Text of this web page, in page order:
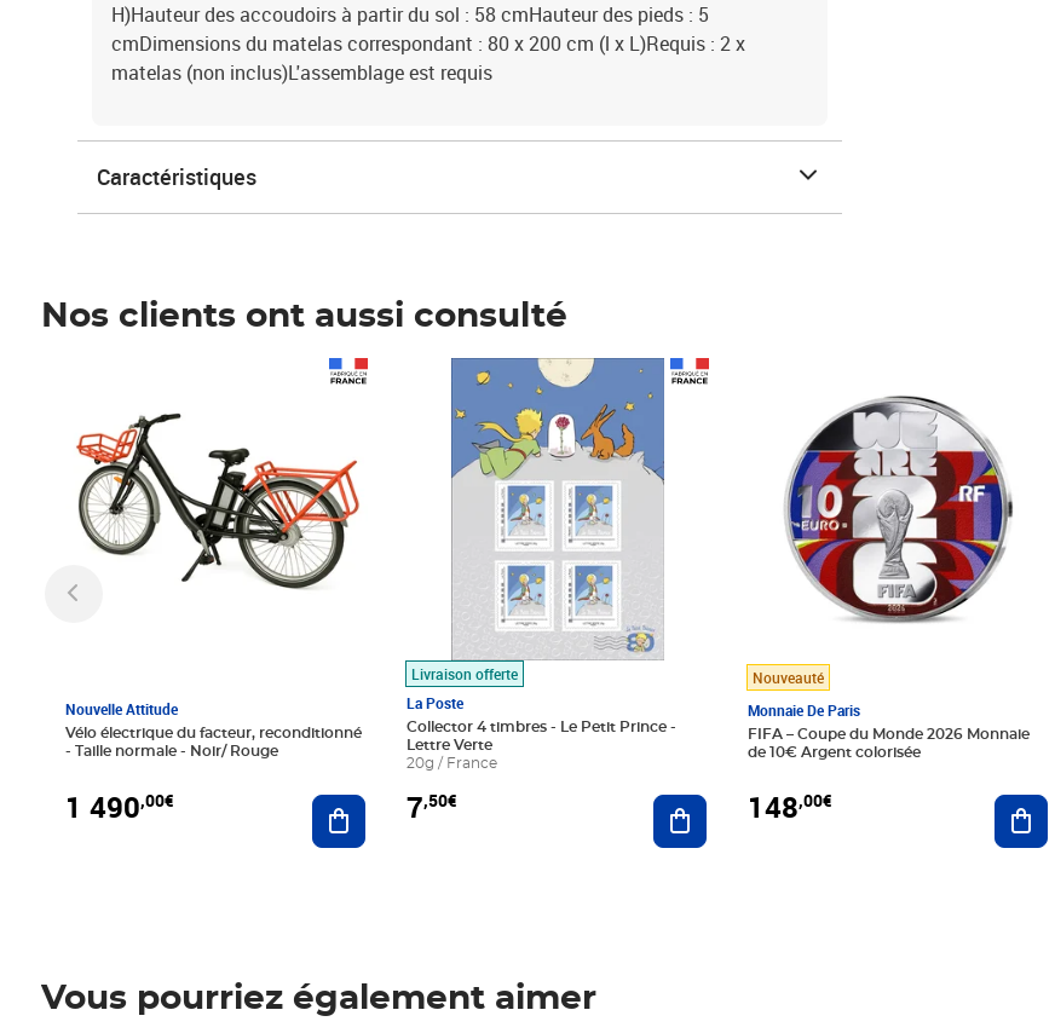
H)Hauteur des accoudoirs à partir du sol : 58 cmHauteur des pieds : 5
cmDimensions du matelas correspondant : 80 x 200 cm (l x L)Requis : 2 x
matelas (non inclus)L'assemblage est requis
Caractéristiques
Nos clients ont aussi consulté
Nouvelle Attitude
Vélo électrique du facteur, reconditionné
- Taille normale - Noir/ Rouge
1 490,00€ Ajouter au panier
Livraison offerte
La Poste
Collector 4 timbres - Le Petit Prince -
Lettre Verte
20g / France
7,50€
Prix 7,50€
Ajouter au panier
Nouveauté
Monnaie De Paris
FIFA – Coupe du Monde 2026 Monnaie
de 10€ Argent colorisée
148,00€
Vous pourriez également aimer